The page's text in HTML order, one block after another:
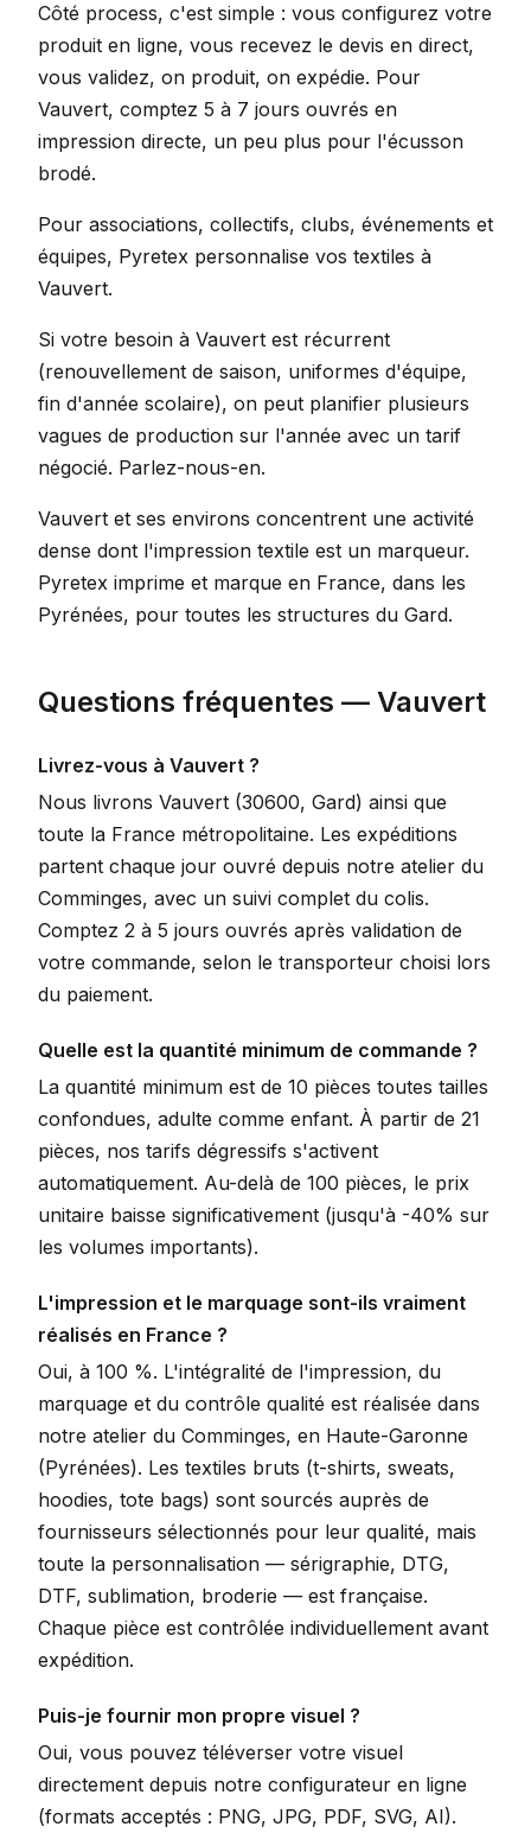
Côté process, c'est simple : vous configurez votre
produit en ligne, vous recevez le devis en direct,
vous validez, on produit, on expédie. Pour
Vauvert, comptez 5 à 7 jours ouvrés en
impression directe, un peu plus pour l'écusson
brodé.
Pour associations, collectifs, clubs, événements et
équipes, Pyretex personnalise vos textiles à
Vauvert.
Si votre besoin à Vauvert est récurrent
(renouvellement de saison, uniformes d'équipe,
fin d'année scolaire), on peut planifier plusieurs
vagues de production sur l'année avec un tarif
négocié. Parlez-nous-en.
Vauvert et ses environs concentrent une activité
dense dont l'impression textile est un marqueur.
Pyretex imprime et marque en France, dans les
Pyrénées, pour toutes les structures du Gard.
Questions fréquentes — Vauvert
Livrez-vous à Vauvert ?
Nous livrons Vauvert (30600, Gard) ainsi que
toute la France métropolitaine. Les expéditions
partent chaque jour ouvré depuis notre atelier du
Comminges, avec un suivi complet du colis.
Comptez 2 à 5 jours ouvrés après validation de
votre commande, selon le transporteur choisi lors
du paiement.
Quelle est la quantité minimum de commande ?
La quantité minimum est de 10 pièces toutes tailles
confondues, adulte comme enfant. À partir de 21
pièces, nos tarifs dégressifs s'activent
automatiquement. Au-delà de 100 pièces, le prix
unitaire baisse significativement (jusqu'à -40% sur
les volumes importants).
L'impression et le marquage sont-ils vraiment
réalisés en France ?
Oui, à 100 %. L'intégralité de l'impression, du
marquage et du contrôle qualité est réalisée dans
notre atelier du Comminges, en Haute-Garonne
(Pyrénées). Les textiles bruts (t-shirts, sweats,
hoodies, tote bags) sont sourcés auprès de
fournisseurs sélectionnés pour leur qualité, mais
toute la personnalisation — sérigraphie, DTG,
DTF, sublimation, broderie — est française.
Chaque pièce est contrôlée individuellement avant
expédition.
Puis-je fournir mon propre visuel ?
Oui, vous pouvez téléverser votre visuel
directement depuis notre configurateur en ligne
(formats acceptés : PNG, JPG, PDF, SVG, AI).